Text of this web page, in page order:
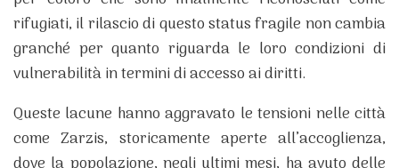
rifugiati, il rilascio di questo status fragile non cambia
granché per quanto riguarda le loro condizioni di
vulnerabilità in termini di accesso ai diritti.
Queste lacune hanno aggravato le tensioni nelle città
come Zarzis, storicamente aperte all’accoglienza,